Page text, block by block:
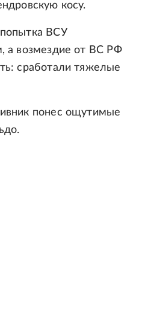
косу.
ВСУ
а возмездие от ВС РФ
сработали тяжелые
понес ощутимые